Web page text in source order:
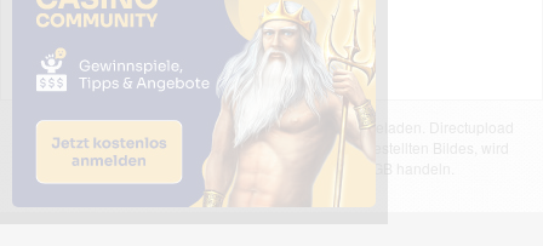
Das dargestellte Bild wurde von einem Nutzer hochgeladen. Directupload
übernimmt keinerlei Haftung für den Inhalt des dargestellten Bildes, wird
jedoch bei Verstößen nach §2(3) unserer AGB handeln.